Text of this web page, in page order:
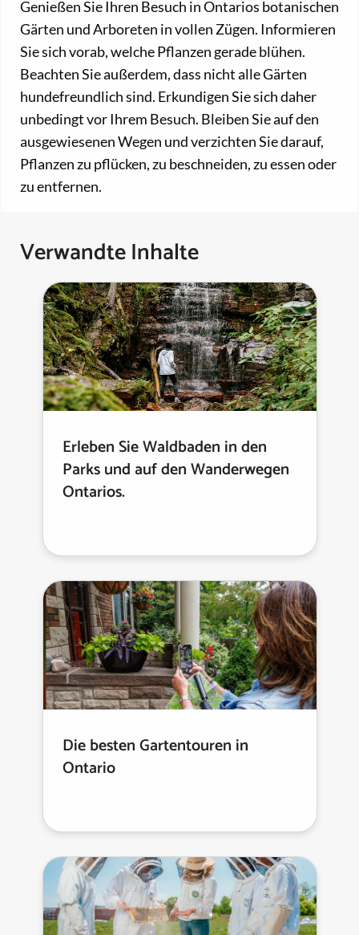
Genießen Sie Ihren Besuch in Ontarios botanischen
Gärten und Arboreten in vollen Zügen. Informieren
Sie sich vorab, welche Pflanzen gerade blühen.
Beachten Sie außerdem, dass nicht alle Gärten
hundefreundlich sind. Erkundigen Sie sich daher
unbedingt vor Ihrem Besuch. Bleiben Sie auf den
ausgewiesenen Wegen und verzichten Sie darauf,
Pflanzen zu pflücken, zu beschneiden, zu essen oder
zu entfernen.
Verwandte Inhalte
Erleben Sie Waldbaden in den
Parks und auf den Wanderwegen
Ontarios.
Die besten Gartentouren in
Ontario